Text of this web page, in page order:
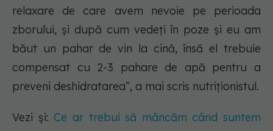
relaxare de care avem nevoie pe perioada
zborului, și după cum vedeți în poze și eu am
băut un pahar de vin la cină, însă el trebuie
compensat cu 2-3 pahare de apă pentru a
preveni deshidratarea”, a mai scris nutriționistul.
Vezi și:Ce ar trebui să mâncăm când suntem